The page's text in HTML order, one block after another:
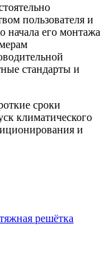
пользователя и
начала его монтажа
стандарты и
сроки
климатического
и